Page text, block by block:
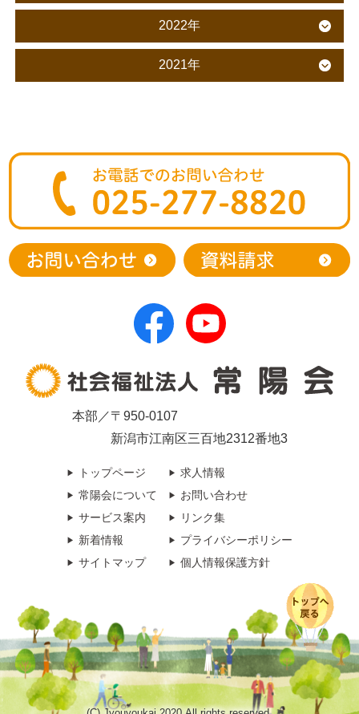
2022年
2021年
本部／〒950-0107
新潟市江南区三百地2312番地3
トップページ
常陽会について
サービス案内
新着情報
サイトマップ
求人情報
お問い合わせ
リンク集
プライバシーポリシー
個人情報保護方針